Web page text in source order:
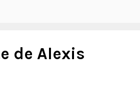
de Alexis